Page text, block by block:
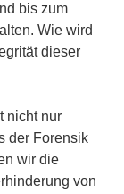
bis zum
Wie wird
dieser
nicht nur
der Forensik
wir die
von